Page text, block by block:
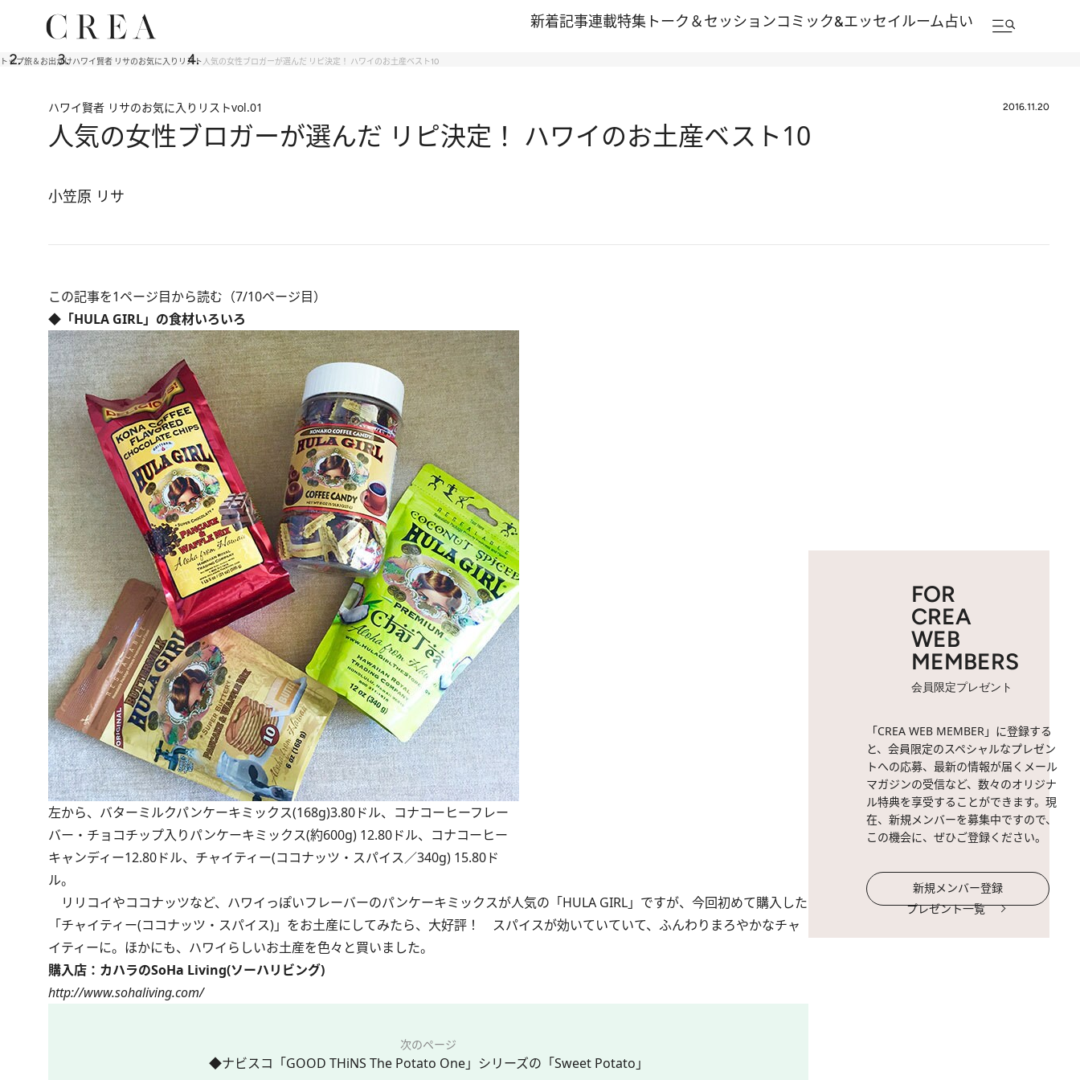
新着記事連載特集 トーク＆セッションコミック&エッセイルーム占い
トップ旅＆お出かけハワイ賢者 リサのお気に入りリスト人気の女性ブロガーが選んだ リピ決定！ ハワイのお土産ベスト10
ハワイ賢者 リサのお気に入りリストvol.01 2016.11.20
人気の女性ブロガーが選んだ リピ決定！ ハワイのお土産ベスト10
小笠原 リサ
この記事を1ページ目から読む（7/10ページ目）
◆「HULA GIRL」の食材いろいろ
左から、バターミルクパンケーキミックス(168g)3.80ドル、コナコーヒーフレー
バー・チョコチップ入りパンケーキミックス(約600g) 12.80ドル、コナコーヒー
キャンディー12.80ドル、チャイティー(ココナッツ・スパイス／340g) 15.80ド
ル。
リリコイやココナッツなど、ハワイっぽいフレーバーのパンケーキミックスが人気の「HULA GIRL」ですが、今回初めて購入した
「チャイティー(ココナッツ・スパイス)」をお土産にしてみたら、大好評！ スパイスが効いていていて、ふんわりまろやかなチャ
イティーに。ほかにも、ハワイらしいお土産を色々と買いました。
購入店：カハラのSoHa Living(ソーハリビング)
http://www.sohaliving.com/
次のページ
◆ナビスコ「GOOD THiNS The Potato One」シリーズの「Sweet Potato」
FOR
CREA
WEB
MEMBERS
会員限定プレゼント
「CREA WEB MEMBER」に登録する
と、会員限定のスペシャルなプレゼン
トへの応募、最新の情報が届くメール
マガジンの受信など、数々のオリジナ
ル特典を享受することができます。現
在、新規メンバーを募集中ですので、
この機会に、ぜひご登録ください。
新規メンバー登録
プレゼント一覧